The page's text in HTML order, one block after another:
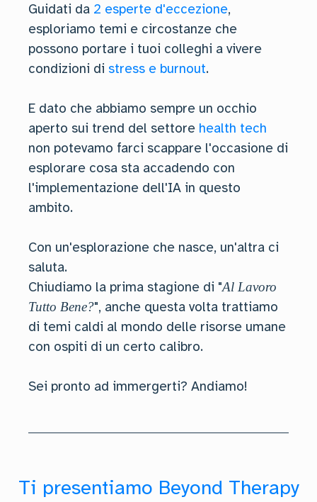
Guidati da 2 esperte d'eccezione,
esploriamo temi e circostanze che
possono portare i tuoi colleghi a vivere
condizioni di stress e burnout.
E dato che abbiamo sempre un occhio
aperto sui trend del settore health tech
non potevamo farci scappare l'occasione di
esplorare cosa sta accadendo con
l'implementazione dell'IA in questo
ambito.
Con un'esplorazione che nasce, un'altra ci
saluta.
Chiudiamo la prima stagione di "Al Lavoro
Tutto Bene?", anche questa volta trattiamo
di temi caldi al mondo delle risorse umane
con ospiti di un certo calibro.
Sei pronto ad immergerti? Andiamo!
Ti presentiamo Beyond Therapy